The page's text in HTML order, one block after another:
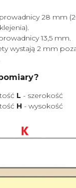
28 mm
13,5 mm.
wystają 2 mm
L - szerokość
H - wysokość